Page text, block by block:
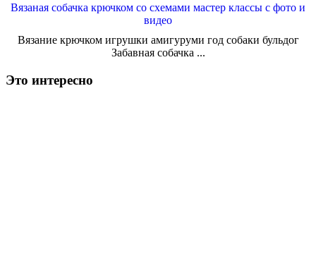
Вязаная собачка крючком со схемами мастер классы с фото и
видео
Вязание крючком игрушки амигуруми год собаки бульдог
Забавная собачка ...
Это интересно